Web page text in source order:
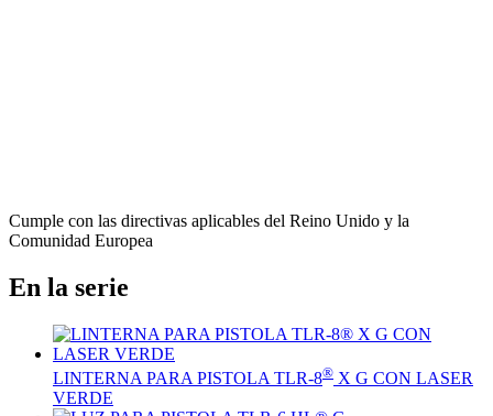
Cumple con las directivas aplicables del Reino Unido y la
Comunidad Europea
En la serie
LINTERNA PARA PISTOLA TLR-8® X G CON LASER
VERDE